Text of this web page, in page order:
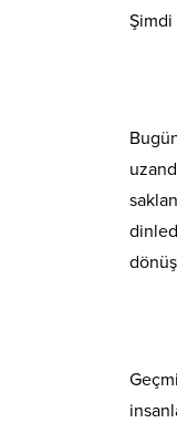
Şimdi